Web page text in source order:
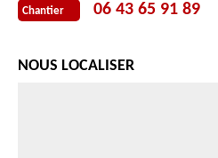
Chantier 06 43 65 91 89
NOUS LOCALISER